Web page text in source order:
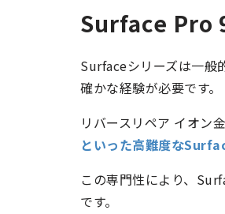
Surface Pro
Surfaceシリーズは一般
確かな経験が必要です。
リバースリペア イオン
といった高難度な
この専門性により、
です。